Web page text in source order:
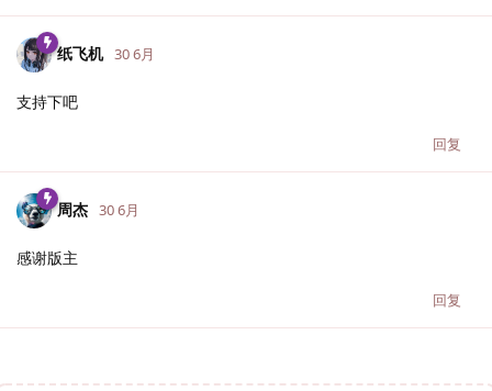
纸飞机 30 6月
支持下吧
回复
周杰 30 6月
感谢版主
回复